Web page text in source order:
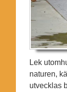
Lek
naturen,
utvecklas